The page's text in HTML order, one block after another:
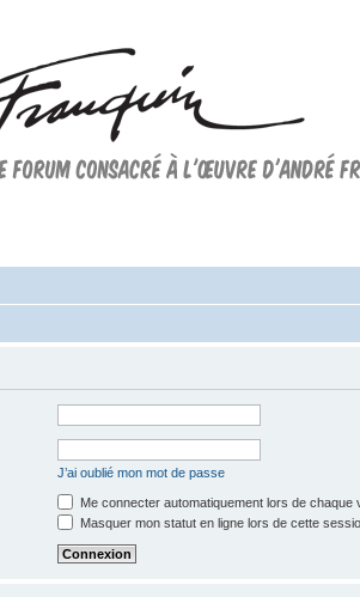
J’ai oublié mon mot de passe
Me connecter automatiquement lors de chaque
Masquer mon statut en ligne lors de cette